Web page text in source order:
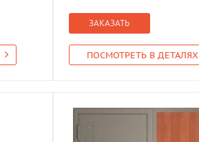
ЗАКАЗАТЬ
ПОСМОТРЕТЬ В ДЕТАЛЯХ